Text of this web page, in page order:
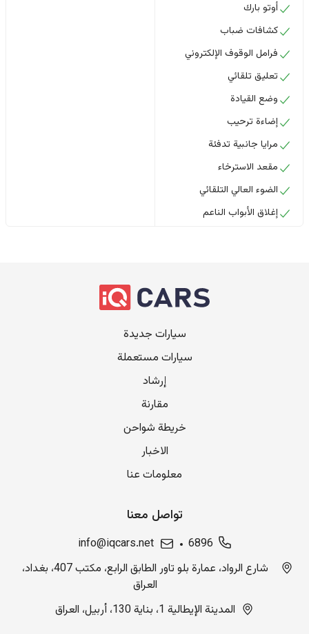
أوتو بارك
كشافات ضباب
فرامل الوقوف الإلكتروني
تعليق تلقائي
وضع القيادة
إضاءة ترحيب
مرايا جانبية تدفئة
مقعد الاسترخاء
الضوء العالي التلقائي
إغلاق الأبواب الناعم
سيارات جديدة
سيارات مستعملة
إرشاد
مقارنة
خريطة شواحن
الاخبار
معلومات عنا
تواصل معنا
6896
info@iqcars.net
شارع الرواد، عمارة بلو تاور الطابق الرابع، مكتب 407، بغداد،
العراق
المدينة الإيطالية 1، بناية 130، أربيل، العراق